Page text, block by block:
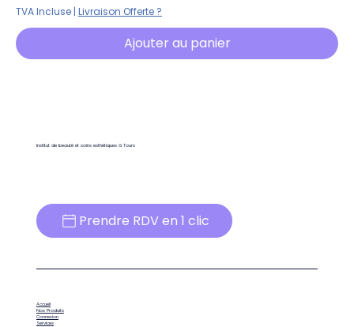
TVA Incluse | Livraison Offerte ?
Ajouter au panier
Institut de beauté et soins esthétiques à Tours
Prendre RDV en 1 clic
Accueil
Nos Produits
Connexion
Services